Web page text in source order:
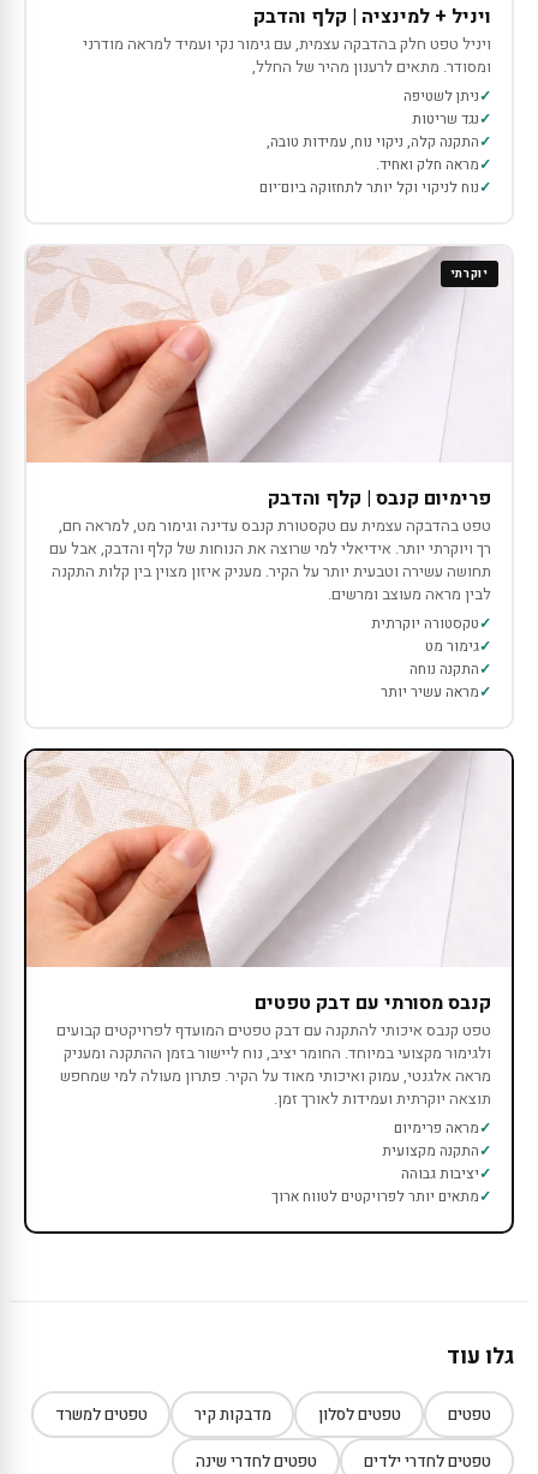
ויניל + למינציה | קלף והדבק
ויניל טפט חלק בהדבקה עצמית, עם גימור נקי ועמיד למראה מודרני
ומסודר. מתאים לרענון מהיר של החלל,
ניתן לשטיפה
נגד שריטות
התקנה קלה, ניקוי נוח, עמידות טובה,
מראה חלק ואחיד.
נוח לניקוי וקל יותר לתחזוקה ביום־יום
יוקרתי
פרימיום קנבס | קלף והדבק
טפט בהדבקה עצמית עם טקסטורת קנבס עדינה וגימור מט, למראה חם,
רך ויוקרתי יותר. אידיאלי למי שרוצה את הנוחות של קלף והדבק, אבל עם
תחושה עשירה וטבעית יותר על הקיר. מעניק איזון מצוין בין קלות התקנה
לבין מראה מעוצב ומרשים.
טקסטורה יוקרתית
גימור מט
התקנה נוחה
מראה עשיר יותר
קנבס מסורתי עם דבק טפטים
טפט קנבס איכותי להתקנה עם דבק טפטים המועדף לפרויקטים קבועים
ולגימור מקצועי במיוחד. החומר יציב, נוח ליישור בזמן ההתקנה ומעניק
מראה אלגנטי, עמוק ואיכותי מאוד על הקיר. פתרון מעולה למי שמחפש
תוצאה יוקרתית ועמידות לאורך זמן.
מראה פרימיום
התקנה מקצועית
יציבות גבוהה
מתאים יותר לפרויקטים לטווח ארוך
גלו עוד
טפטים טפטים לסלון מדבקות קיר טפטים למשרד
טפטים לחדרי ילדים טפטים לחדרי שינה